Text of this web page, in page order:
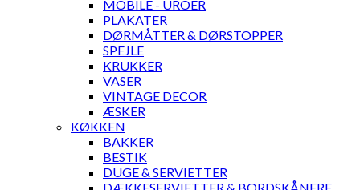
MOBILE - UROER
PLAKATER
DØRMÅTTER & DØRSTOPPER
SPEJLE
KRUKKER
VASER
VINTAGE DECOR
ÆSKER
KØKKEN
BAKKER
BESTIK
DUGE & SERVIETTER